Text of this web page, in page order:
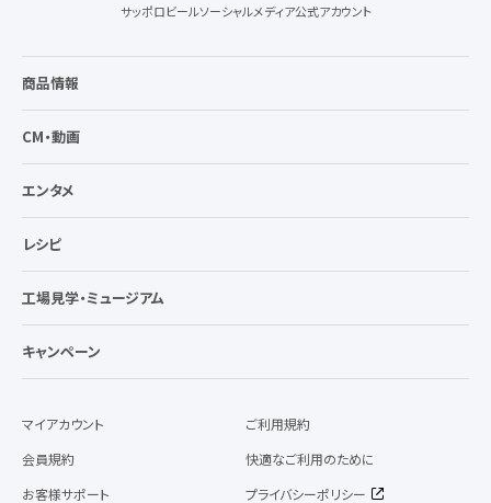
サッポロビールソーシャルメディア公式アカウント
商品情報
CM・動画
エンタメ
レシピ
工場見学・ミュージアム
キャンペーン
マイアカウント
会員規約
お客様サポート
ご利用規約
快適なご利用のために
プライバシーポリシー